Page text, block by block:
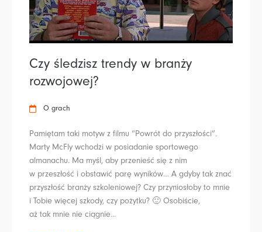
Czy śledzisz trendy w branży
rozwojowej?
O grach
Pamiętam taki motyw z filmu “Powrót do przyszłości”.
Marty McFly wchodzi w posiadanie sportowego
almanachu. Ma myśl, aby przenieść się z nim
w przeszłość i obstawić parę wyników… A gdyby tak znać
przyszłość branży szkoleniowej? Czy przyniosłoby to mnie
i Tobie więcej szkody, czy pożytku? 🙂 Osobiście,
aż tak mnie nie ciągnie...